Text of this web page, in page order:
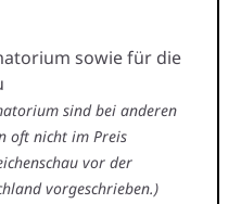
sowie für die
sind bei anderen
oft nicht im Preis
vor der
vorgeschrieben.)